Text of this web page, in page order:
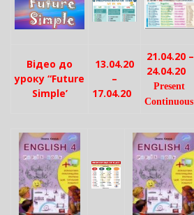
Відео до
уроку “Future
Simple’
13.04.20
–
17.04.20
21.04.20 –
24.04.20
Present
Continuous